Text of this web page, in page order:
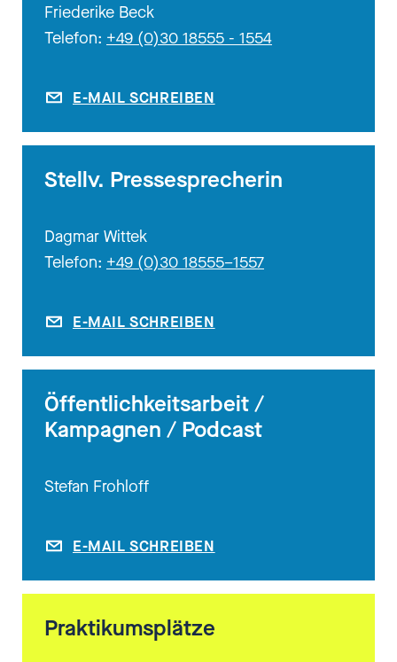
Friederike Beck
Telefon: +49 (0)30 18555 - 1554
E-MAIL SCHREIBEN
Stellv. Pressesprecherin
Dagmar Wittek
Telefon: +49 (0)30 18555–1557
E-MAIL SCHREIBEN
Öffentlichkeitsarbeit /
Kampagnen / Podcast
Stefan Frohloff
E-MAIL SCHREIBEN
Praktikumsplätze